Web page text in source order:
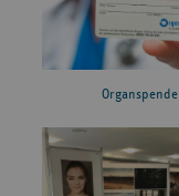
Organspende